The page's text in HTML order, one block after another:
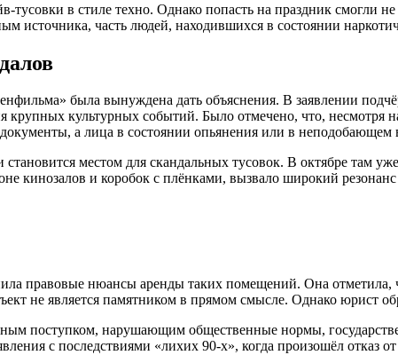
тусовки в стиле техно. Однако попасть на праздник смогли
источника, часть людей, находившихся в состоянии
была вынуждена дать объяснения. В заявлении
крупных культурных событий. Было отмечено, что,
а лица в состоянии опьянения или в неподобающем
местом для скандальных тусовок. В октябре там
кинозалов и коробок с плёнками, вызвало широкий резонанс
правовые нюансы аренды таких помещений. Она отметила,
не является памятником в прямом смысле. Однако
поступком, нарушающим общественные нормы,
с последствиями «лихих 90-х», когда произошёл отказ